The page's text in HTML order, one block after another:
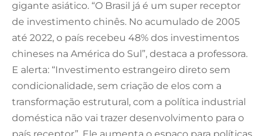
gigante asiático. “O Brasil já é um super receptor
de investimento chinês. No acumulado de 2005
até 2022, o país recebeu 48% dos investimentos
chineses na América do Sul”, destaca a professora.
E alerta: “Investimento estrangeiro direto sem
condicionalidade, sem criação de elos com a
transformação estrutural, com a política industrial
doméstica não vai trazer desenvolvimento para o